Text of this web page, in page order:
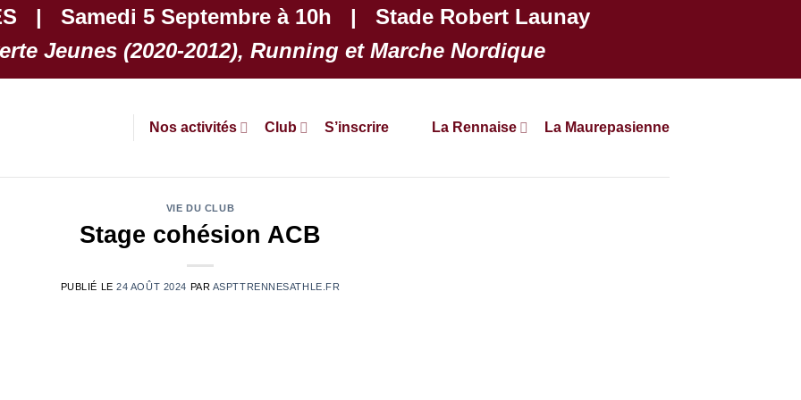
| Samedi 5 Septembre à 10h | Stade Robert Launay
Jeunes (2020-2012), Running et Marche Nordique
Nos activités Club S’inscrire La Rennaise La Maurepasienne
VIE DU CLUB
Stage cohésion ACB
PUBLIÉ LE24 AOÛT 2024 PAR ASPTTRENNESATHLE.FR